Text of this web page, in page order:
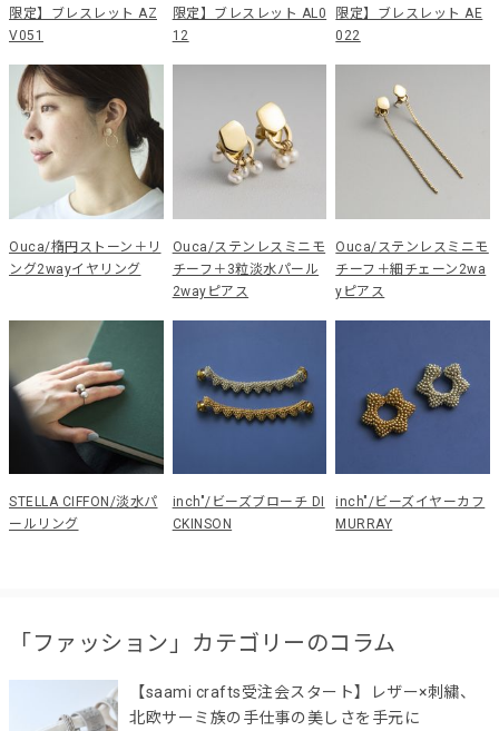
限定】ブレスレット AZ
V051
限定】ブレスレット AL0
12
限定】ブレスレット AE
022
Ouca/楕円ストーン＋リ
ング2wayイヤリング
Ouca/ステンレスミニモ
チーフ＋3粒淡水パール
2wayピアス
Ouca/ステンレスミニモ
チーフ＋細チェーン2wa
yピアス
STELLA CIFFON/淡水パ
ールリング
inch"/ビーズブローチ DI
CKINSON
inch"/ビーズイヤーカフ
MURRAY
「ファッション」カテゴリーのコラム
【saami crafts受注会スタート】レザー×刺繍、
北欧サーミ族の手仕事の美しさを手元に